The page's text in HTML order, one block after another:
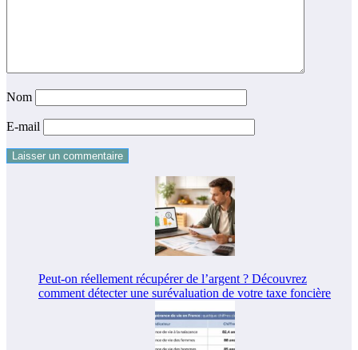
Nom
E-mail
Peut-on réellement récupérer de l’argent ? Découvrez
comment détecter une surévaluation de votre taxe foncière